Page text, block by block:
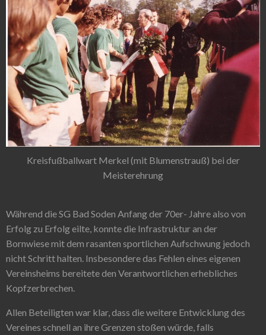
Kreisfußballwart Merkel (mit Blumenstrauß) bei der
Meisterehrung
Während die SG Bad Soden Anfang der 70er- Jahre also von
Erfolg zu Erfolg eilte, konnte die Infrastruktur an der
Bornwiese mit dem rasanten sportlichen Aufschwung jedoch
nicht Schritt halten. Insbesondere das Fehlen eines eigenen
Vereinsheims bereitete den Verantwortlichen erhebliches
Kopfzerbrechen.
Allen Beteiligten war klar, dass die weitere Entwicklung des
Vereines schnell an ihre Grenzen stoßen würde, falls